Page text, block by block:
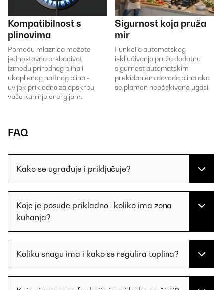
Kompatibilnost s
plinovima
Pomoću mlaznica možete
jednostavno prebacivati
između prirodnog plina i
ukapljenog naftnog plina -
uvijek prikladno za opskrbu
vaše kuhinje energijom.
Sigurnost koja pruža
mir
Funkcija automatskog
isključivanja pruža dodatnu
sigurnost automatskim
prekidanjem dovoda plina ako
se plamen neočekivano ugasi.
FAQ
Kako se ugrađuje i priključuje?
Koje je posuđe prikladno i koliko ima zona
kuhanja?
Koliku snagu ima i kako se regulira toplina?